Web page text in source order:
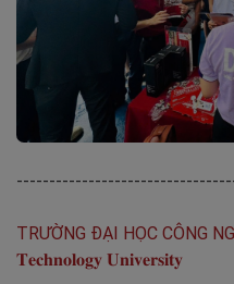
TRƯỜNG ĐẠI HỌC CÔNG
𝐓𝐞𝐜𝐡𝐧𝐨𝐥𝐨𝐠𝐲 𝐔𝐧𝐢𝐯𝐞𝐫𝐬𝐢𝐭𝐲